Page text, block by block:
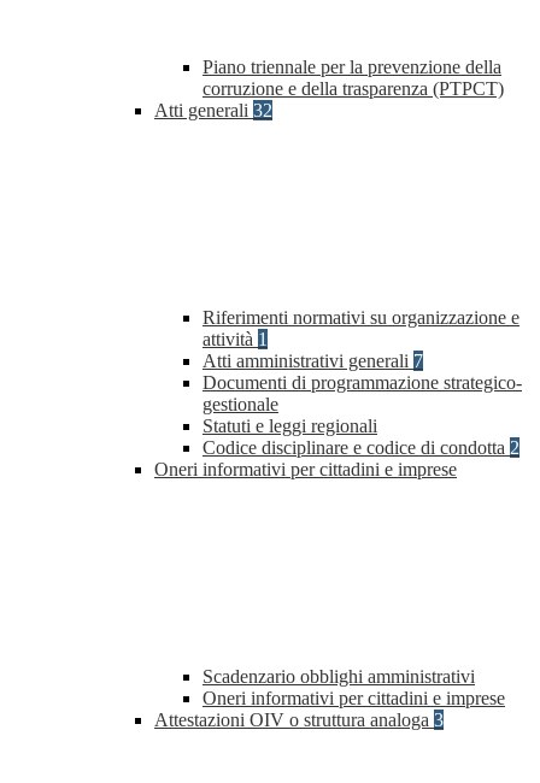
Piano triennale per la prevenzione della
corruzione e della trasparenza (PTPCT)
Atti generali 32
Riferimenti normativi su organizzazione e
attività 1
Atti amministrativi generali 7
Documenti di programmazione strategico-
gestionale
Statuti e leggi regionali
Codice disciplinare e codice di condotta 2
Oneri informativi per cittadini e imprese
Scadenzario obblighi amministrativi
Oneri informativi per cittadini e imprese
Attestazioni OIV o struttura analoga 3